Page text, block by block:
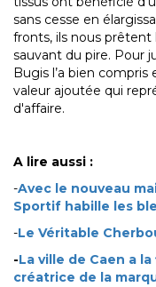
sans cesse en
fronts, ils nous
sauvant du pire. Pour
Bugis l’a bien
valeur ajoutée qui
d'affaire.
A lire aussi :
-Avec le nouveau
Sportif habille les
-Le Véritable
-La ville de Caen a
créatrice de la